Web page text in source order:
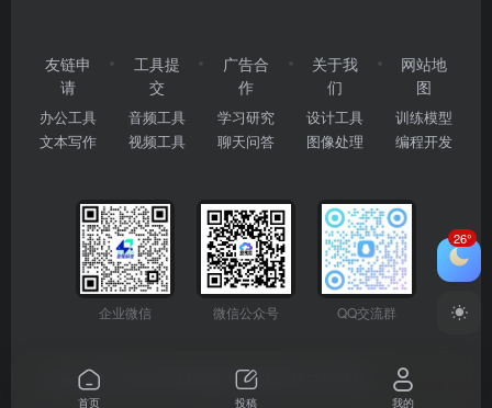
友链申
请
办公工具
文本写作
工具提
交
音频工具
视频工具
广告合
作
学习研究
聊天问答
关于我
们
设计工具
图像处理
网站地
图
训练模型
编程开发
企业微信 微信公众号 QQ交流群
Copyright © 2026 粤ICP备2024177666号
26°
首页 投稿 我的